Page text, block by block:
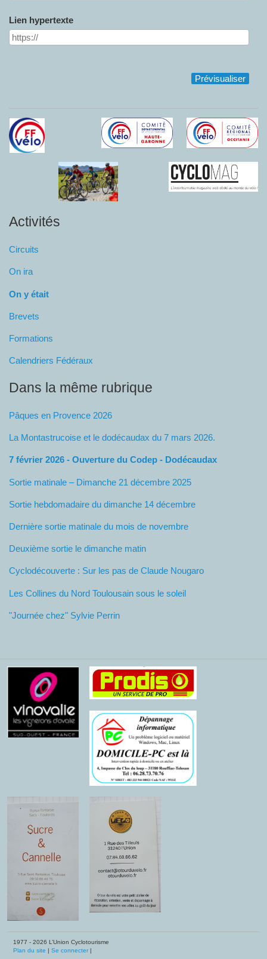
Lien hypertexte
Activités
Circuits
On ira
On y était
Brevets
Formations
Calendriers Fédéraux
Dans la même rubrique
Pâques en Provence 2026
La Montastrucoise et le dodécaudax du 7 mars 2026.
7 février 2026 - Ouverture du Codep - Dodécaudax
Sortie matinale – Dimanche 21 décembre 2025
Sortie hebdomadaire du dimanche 14 décembre
Dernière sortie matinale du mois de novembre
Deuxième sortie le dimanche matin
Cyclodécouverte : Sur les pas de Claude Nougaro
Les Collines du Nord Toulousain sous le soleil
"Journée chez" Sylvie Perrin
1977 - 2026 L’Union Cyclotourisme
Plan du site | Se connecter|